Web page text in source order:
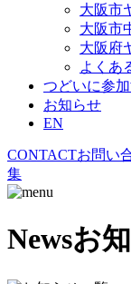
大阪市
大阪市
大阪府
よくあ
つどいに参
お知らせ
EN
CONTACTお問い
集
Newsお